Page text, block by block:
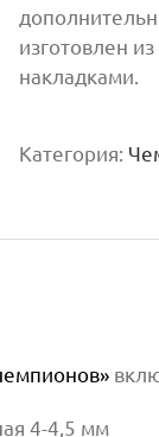
изготовлен
накладками.
Категория:
4-4,5 мм